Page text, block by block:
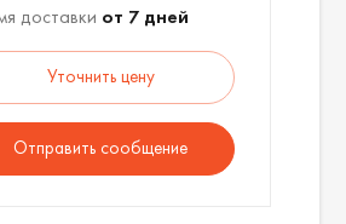
доставки от 7 дней
Уточнить цену
Отправить сообщение